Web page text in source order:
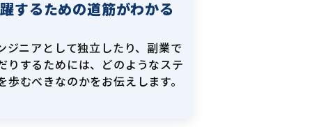
するための道筋がわかる
ジニアとして独立したり、副業で
りするためには、どのようなステ
歩むべきなのかをお伝えします。